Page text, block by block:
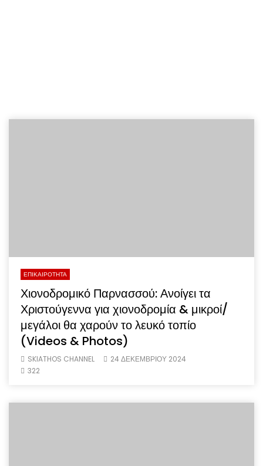
ΕΠΙΚΑΙΡΟΤΗΤΑ
Χιονοδρομικό Παρνασσού: Ανοίγει τα
Χριστούγεννα για χιονοδρομία & μικροί/
μεγάλοι θα χαρούν το λευκό τοπίο
(Videos & Photos)
SKIATHOS CHANNEL
24 ΔΕΚΕΜΒΡΙΟΥ 2024
322